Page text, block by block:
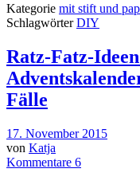
Kategorie mit stift und
SchlagwörterDIY
Ratz-Fatz-
Fälle
17. November 2015
von Katja
Kommentare 6